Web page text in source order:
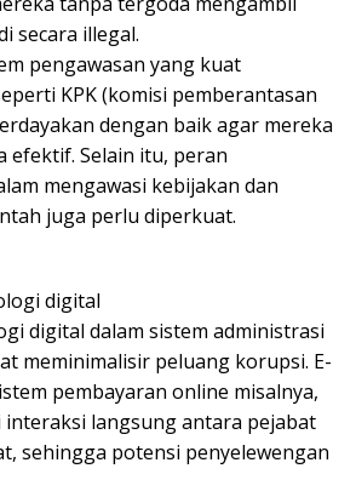
secara illegal.
pengawasan yang kuat
KPK (komisi pemberantasan
dengan baik agar mereka
efektif. Selain itu, peran
mengawasi kebijakan dan
juga perlu diperkuat.
digital
digital dalam sistem administrasi
meminimalisir peluang korupsi. E-
pembayaran online misalnya,
langsung antara pejabat
sehingga potensi penyelewengan